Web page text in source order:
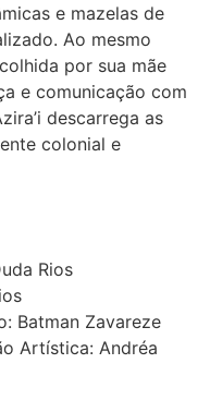
e mazelas de
Ao mesmo
por sua mãe
e comunicação com
descarrega as
colonial e
Rios
Batman Zavareze
Artística: Andréa